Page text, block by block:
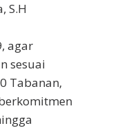
S.H
agar
sesuai
Tabanan,